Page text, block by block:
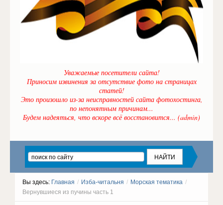
Уважаемые посетители сайта!
Приносим извинения за отсутствие фото на страницах
статей!
Это произошло из-за неисправностей сайта фотохостинга,
по непонятным причинам...
Будем надеяться, что вскоре всё восстановится... (admin)
Вы здесь: Главная / Изба-читальня / Морская тематика /
Вернувшиеся из пучины часть 1